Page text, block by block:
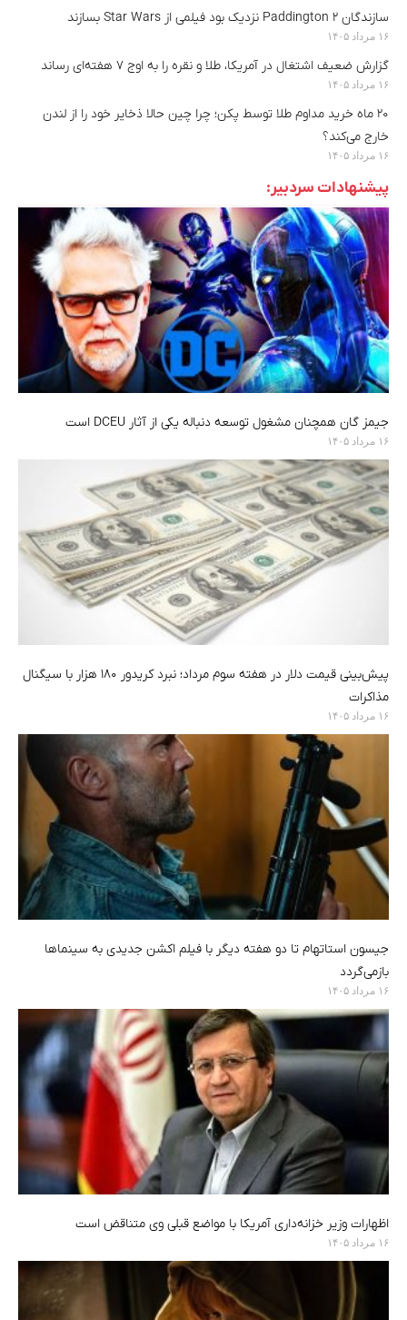
سازندگان Paddington 2 نزدیک بود فیلمی از Star Wars بسازند
۱۶ مرداد ۱۴۰۵
گزارش ضعیف اشتغال در آمریکا، طلا و نقره را به اوج ۷ هفته‌ای رساند
۱۶ مرداد ۱۴۰۵
۲۰ ماه خرید مداوم طلا توسط پکن؛ چرا چین حالا ذخایر خود را از لندن
خارج می‌کند؟
۱۶ مرداد ۱۴۰۵
پیشنهادات سردبیر:
جیمز گان همچنان مشغول توسعه دنباله یکی از آثار DCEU است
۱۶ مرداد ۱۴۰۵
پیش‌بینی قیمت دلار در هفته سوم مرداد؛ نبرد کریدور ۱۸۰ هزار با سیگنال
مذاکرات
۱۶ مرداد ۱۴۰۵
جیسون استاتهام تا دو هفته دیگر با فیلم اکشن جدیدی به سینماها
بازمی‌گردد
۱۶ مرداد ۱۴۰۵
اظهارات وزیر خزانه‌داری آمریکا با مواضع قبلی وی متناقض است
۱۶ مرداد ۱۴۰۵